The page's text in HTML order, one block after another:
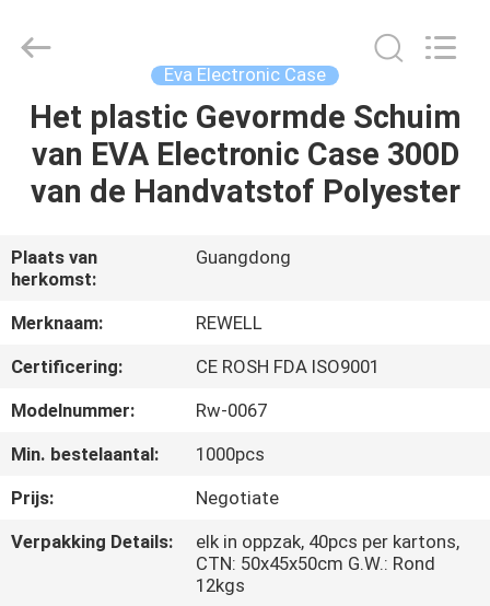
HUIS
PRODUCTEN
ONGEVEER
ONS
FABRIEKSREIS
SITEMAP
Limited.
Eva Electronic Case
Het plastic Gevormde Schuim
van EVA Electronic Case 300D
van de Handvatstof Polyester
Plaats van
herkomst:
Guangdong
Merknaam:
REWELL
Certificering:
CE ROSH FDA ISO9001
Modelnummer:
Rw-0067
Min. bestelaantal:
1000pcs
Prijs:
Negotiate
Verpakking Details:
elk in oppzak, 40pcs per kartons,
CTN: 50x45x50cm G.W.: Rond
12kgs